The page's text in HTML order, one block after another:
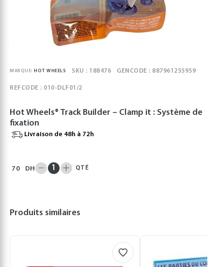
MARQUE: HOT WHEELS SKU : 188476 GENCODE : 887961255959
REFCODE : 010-DLF01/2
Hot Wheels® Track Builder – Clamp it : Système de
fixation
Livraison de 48h à 72h
70 DH QTÉ
Produits similaires